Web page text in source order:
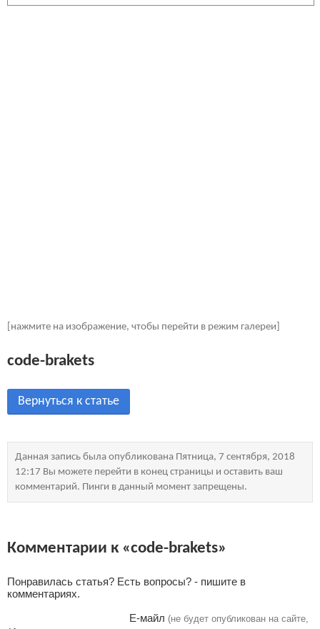
[нажмите на изображение, чтобы перейти в режим галереи]
code-brakets
Вернуться к статье
Данная запись была опубликована Пятница, 7 сентября, 2018
12:17 Вы можете перейти в конец страницы и оставить ваш
комментарий. Пинги в данный момент запрещены.
Комментарии к «code-brakets»
Понравилась статья? Есть вопросы? - пишите в
комментариях.
Е-майл (не будет опубликован на сайте,